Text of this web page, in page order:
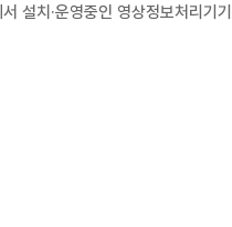
치·운영중인 영상정보처리